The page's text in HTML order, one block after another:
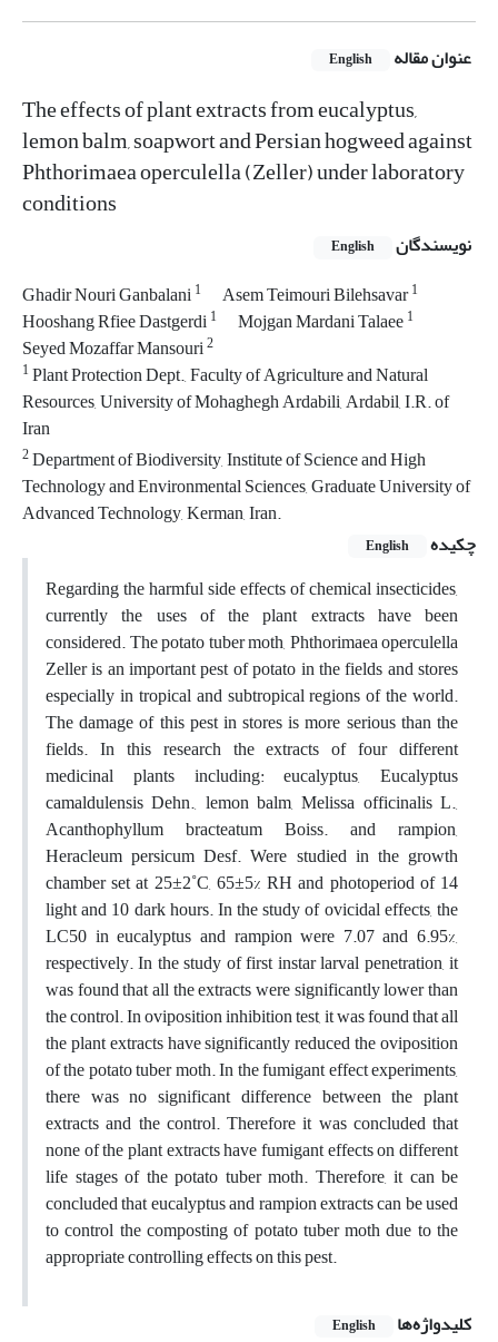
عنوان مقاله English
The effects of plant extracts from eucalyptus,
lemon balm, soapwort and Persian hogweed against
Phthorimaea operculella (Zeller) under laboratory
conditions
نویسندگان English
Ghadir Nouri Ganbalani1 Asem Teimouri Bilehsavar1
Hooshang Rfiee Dastgerdi1 Mojgan Mardani Talaee1
Seyed Mozaffar Mansouri2
1Plant Protection Dept., Faculty of Agriculture and Natural
Resources, University of Mohaghegh Ardabili, Ardabil, I.R. of
Iran
2Department of Biodiversity, Institute of Science and High
Technology and Environmental Sciences, Graduate University of
Advanced Technology, Kerman, Iran.
چکیده
English
Regarding the harmful side effects of chemical insecticides,
currently the uses of the plant extracts have been
considered. The potato tuber moth, Phthorimaea operculella
Zeller is an important pest of potato in the fields and stores
especially in tropical and subtropical regions of the world.
The damage of this pest in stores is more serious than the
fields. In this research the extracts of four different
medicinal plants including: eucalyptus, Eucalyptus
camaldulensis Dehn., lemon balm, Melissa officinalis L.,
Acanthophyllum bracteatum Boiss. and rampion,
Heracleum persicum Desf. Were studied in the growth
chamber set at 25±2˚C, 65±5% RH and photoperiod of 14
light and 10 dark hours. In the study of ovicidal effects, the
LC50 in eucalyptus and rampion were 7.07 and 6.95%,
respectively. In the study of first instar larval penetration, it
was found that all the extracts were significantly lower than
the control. In oviposition inhibition test, it was found that all
the plant extracts have significantly reduced the oviposition
of the potato tuber moth. In the fumigant effect experiments,
there was no significant difference between the plant
extracts and the control. Therefore it was concluded that
none of the plant extracts have fumigant effects on different
life stages of the potato tuber moth. Therefore, it can be
concluded that eucalyptus and rampion extracts can be used
to control the composting of potato tuber moth due to the
appropriate controlling effects on this pest.
کلیدواژه‌ها
English